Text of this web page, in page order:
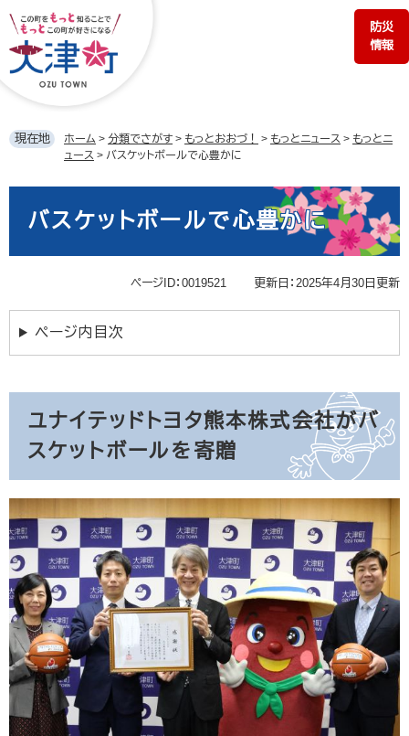
ジ
の
す。
ュ
ー
し
防災
情報
現在地 ホーム > 分類でさがす > もっとおおづ！ > もっとニュース > もっとニ
ュース > バスケットボールで心豊かに
バスケットボールで心豊かに
ページID：0019521 更新日：2025年4月30日更新
ページ内目次
ユナイテッドトヨタ熊本株式会社がバ
スケットボールを寄贈